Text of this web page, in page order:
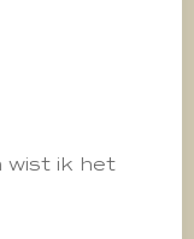
wist ik het